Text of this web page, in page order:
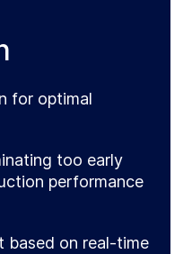
for optimal
too early
performance
based on real-time